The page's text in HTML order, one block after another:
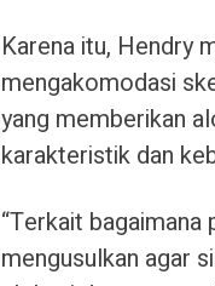
Karena itu, Hendry
mengakomodasi
yang memberikan
karakteristik dan
“Terkait
mengusulkan agar